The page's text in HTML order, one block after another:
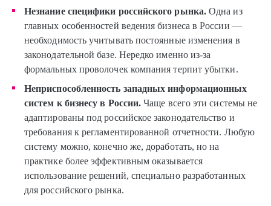
Незнание специфики российского рынка.Одна из
главных особенностей ведения бизнеса в России —
необходимость учитывать постоянные изменения в
законодательной базе. Нередко именно из-за
формальных проволочек компания терпит убытки.
Неприспособленность западных информационных
систем к бизнесу в России. Чаще всего эти системы не
адаптированы под российское законодательство и
требования к регламентированной отчетности. Любую
систему можно, конечно же, доработать, но на
практике более эффективным оказывается
использование решений, специально разработанных
для российского рынка.